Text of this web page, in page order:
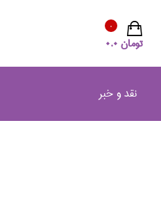
تومان 0.0
0
نقد و خبر